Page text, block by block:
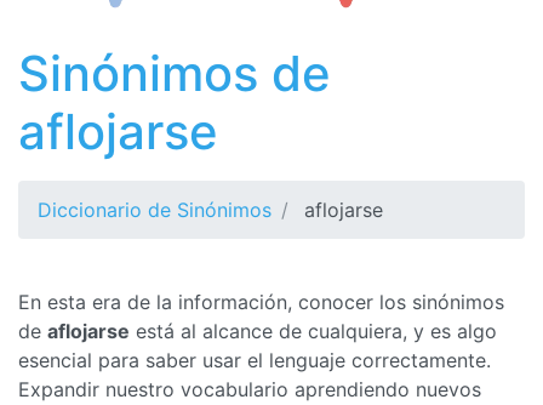
Sinónimos de
aflojarse
Diccionario de Sinónimos aflojarse
En esta era de la información, conocer los sinónimos
de aflojarse está al alcance de cualquiera, y es algo
esencial para saber usar el lenguaje correctamente.
Expandir nuestro vocabulario aprendiendo nuevos